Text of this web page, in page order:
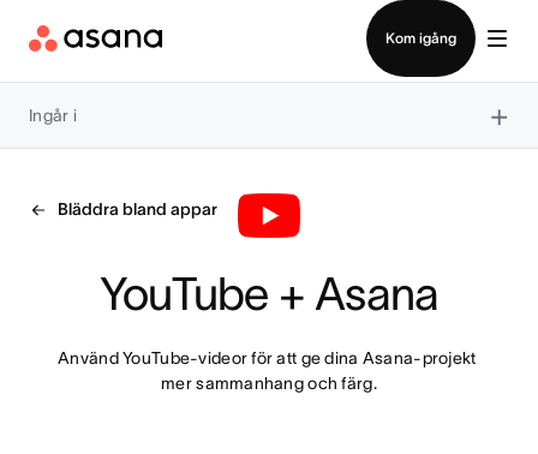
Kom igång
Ingår i ×
Bläddra bland appar
YouTube + Asana
Använd YouTube-videor för att ge dina Asana-projekt
mer sammanhang och färg.